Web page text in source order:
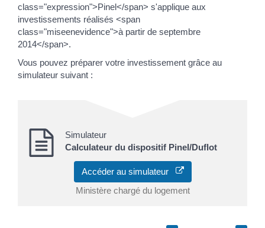
class="expression">Pinel</span> s'applique aux
investissements réalisés <span
class="miseenevidence">à partir de septembre
2014</span>.
Vous pouvez préparer votre investissement grâce au
simulateur suivant :
Simulateur
Calculateur du dispositif Pinel/Duflot
Accéder au simulateur
Ministère chargé du logement